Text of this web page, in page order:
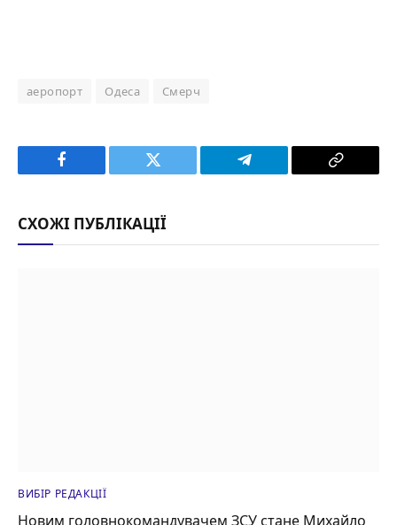
аеропорт Одеса Смерч
Facebook Twitter Telegram
Copy
СХОЖІ ПУБЛІКАЦІЇ
ВИБІР РЕДАКЦІЇ
Новим головнокомандувачем ЗСУ стане Михайло